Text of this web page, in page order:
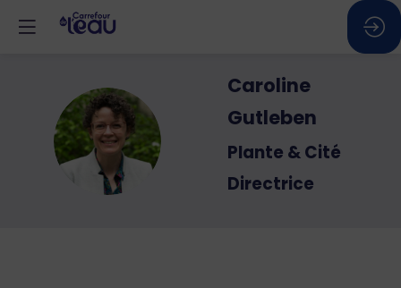
CG
Caroline
Gutleben
Plante & Cité
Directrice